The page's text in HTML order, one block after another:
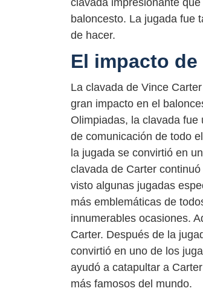
baloncesto. La jugada fue
de hacer.
El impacto
La clavada de Vince
gran impacto en el
Olimpiadas, la clavada
de comunicación de todo
la jugada se convirtió en
clavada de Carter
visto algunas jugadas
más emblemáticas de
innumerables ocasiones.
Carter. Después de la
convirtió en uno de los
ayudó a catapultar a
más famosos del mundo.